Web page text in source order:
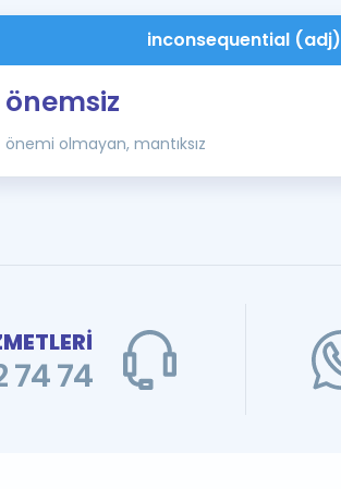
inconsequential (adj)
önemsiz
önemi olmayan, mantıksız
74